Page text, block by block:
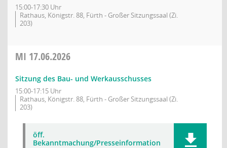
15:00-17:30 Uhr
Rathaus, Königstr. 88, Fürth - Großer Sitzungssaal (Zi.
203)
MI 17.06.2026
Sitzung des Bau- und Werkausschusses
15:00-17:15 Uhr
Rathaus, Königstr. 88, Fürth - Großer Sitzungssaal (Zi.
203)
öff.
Bekanntmachung/Presseinformation